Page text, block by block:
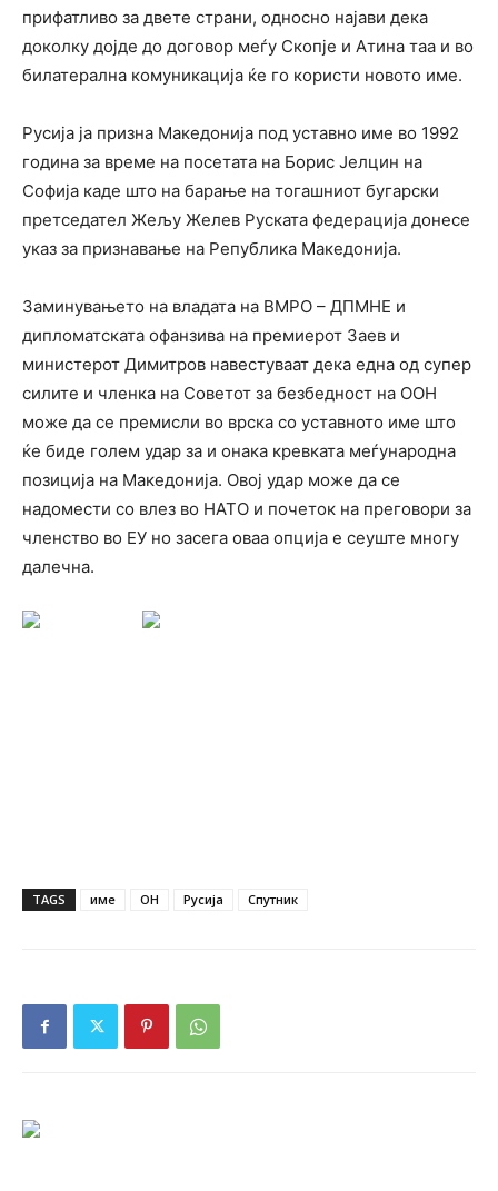
прифатливо за двете страни, односно најави дека
доколку дојде до договор меѓу Скопје и Атина таа и во
билатерална комуникација ќе го користи новото име.
Русија ја призна Македонија под уставно име во 1992
година за време на посетата на Борис Јелцин на
Софија каде што на барање на тогашниот бугарски
претседател Жељу Желев Руската федерација донесе
указ за признавање на Република Македонија.
Заминувањето на владата на ВМРО – ДПМНЕ и
дипломатската офанзива на премиерот Заев и
министерот Димитров навестуваат дека една од супер
силите и членка на Советот за безбедност на ООН
може да се премисли во врска со уставното име што
ќе биде голем удар за и онака кревката меѓународна
позиција на Македонија. Овој удар може да се
надомести со влез во НАТО и почеток на преговори за
членство во ЕУ но засега оваа опција е сеуште многу
далечна.
TAGS име ОН Русија Спутник